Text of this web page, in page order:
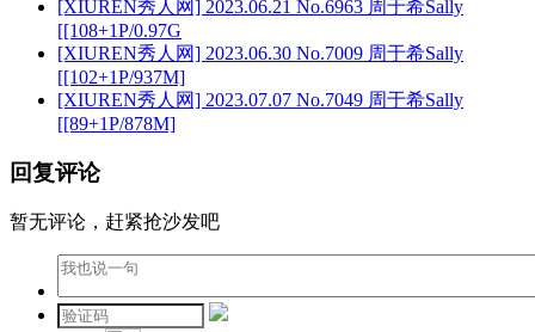
[XIUREN秀人网] 2023.06.21 No.6963 周于希Sally
[[108+1P/0.97G
[XIUREN秀人网] 2023.06.30 No.7009 周于希Sally
[[102+1P/937M]
[XIUREN秀人网] 2023.07.07 No.7049 周于希Sally
[[89+1P/878M]
回复评论
暂无评论，赶紧抢沙发吧